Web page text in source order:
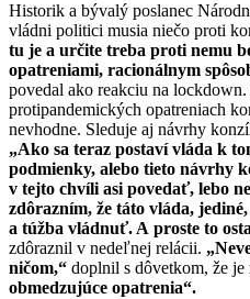
Historik a bývalý poslanec
vládni politici musia niečo proti
tu je a určite treba proti nemu
opatreniami, racionálnym
povedal ako reakciu na
protipandemických opatreniach
nevhodne. Sleduje aj návrhy
„Ako sa teraz postaví vláda k
podmienky, alebo tieto návrhy
v tejto chvíli asi povedať, lebo
zdôrazním, že táto vláda,
a túžba vládnuť. A proste to
zdôraznil v nedeľnej relácii.
ničom,“ doplnil s dôvetkom, že
obmedzujúce opatrenia“.